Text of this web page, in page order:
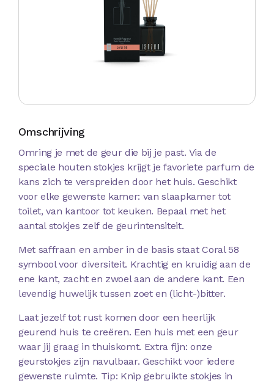
Omschrijving
Omring je met de geur die bij je past. Via de
speciale houten stokjes krijgt je favoriete parfum de
kans zich te verspreiden door het huis. Geschikt
voor elke gewenste kamer: van slaapkamer tot
toilet, van kantoor tot keuken. Bepaal met het
aantal stokjes zelf de geurintensiteit.
Met saffraan en amber in de basis staat Coral 58
symbool voor diversiteit. Krachtig en kruidig aan de
ene kant, zacht en zwoel aan de andere kant. Een
levendig huwelijk tussen zoet en (licht-)bitter.
Laat jezelf tot rust komen door een heerlijk
geurend huis te creëren. Een huis met een geur
waar jij graag in thuiskomt. Extra fijn: onze
geurstokjes zijn navulbaar. Geschikt voor iedere
gewenste ruimte. Tip: Knip gebruikte stokjes in